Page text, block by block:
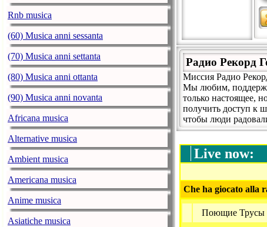
Rnb musica
(60) Musica anni sessanta
(70) Musica anni settanta
(80) Musica anni ottanta
(90) Musica anni novanta
Africana musica
Alternative musica
Ambient musica
Americana musica
Anime musica
Asiatiche musica
Радио Рекорд
Миссия Радио
Мы любим,
только настоящее,
получить доступ к
чтобы люди
Live now:
Che ha giocato alla
Поющие Трусы